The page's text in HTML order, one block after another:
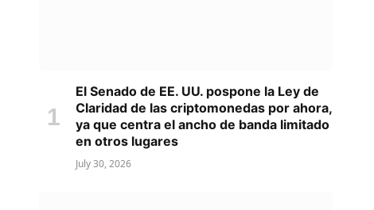
El Senado de EE. UU. pospone la Ley de
Claridad de las criptomonedas por ahora,
ya que centra el ancho de banda limitado
en otros lugares
July 30, 2026